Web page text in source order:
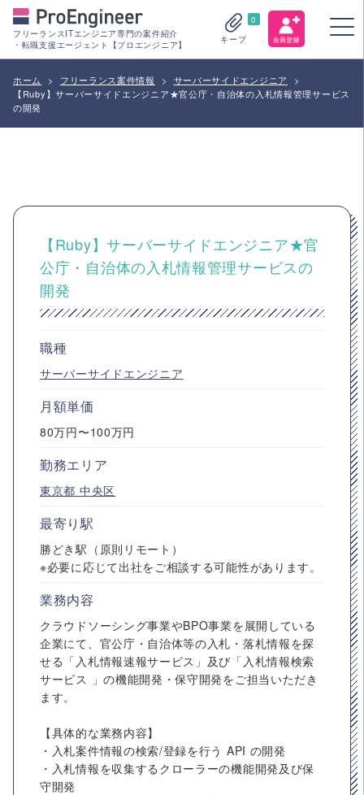
フリーランスITエンジニア専門の案件紹介
・転職支援エージェント【プロエンジニア】
0
キープ
ホーム > フリーランス案件情報 > サーバーサイドエンジニア
>
【Ruby】サーバーサイドエンジニア★官公庁・自治体の入札情報管理サービス
の開発
【Ruby】サーバーサイドエンジニア★官
公庁・自治体の入札情報管理サービスの
開発
職種
サーバーサイドエンジニア
月額単価
80万円〜100万円
勤務エリア
東京都 中央区
最寄り駅
勝どき駅（原則リモート）
※必要に応じて出社をご相談する可能性があります。
業務内容
クラウドソーシング事業やBPO事業を展開している
企業にて、官公庁・自治体等の入札・落札情報を探
せる「入札情報速報サービス」及び「入札情報検索
サービス 」の機能開発・保守開発をご担当いただき
ます。
【具体的な業務内容】
・入札案件情報の検索/登録を行う API の開発
・入札情報を収集するクローラーの機能開発及び保
守開発